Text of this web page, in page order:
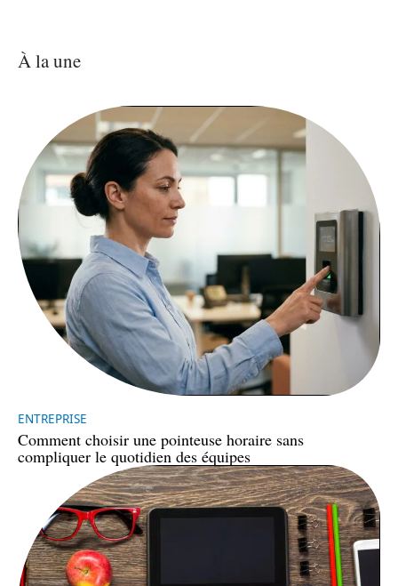
À la une
ENTREPRISE
Comment choisir une pointeuse horaire sans
compliquer le quotidien des équipes